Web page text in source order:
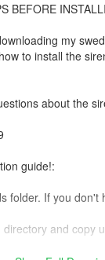
BEFORE
my
to install the
about the
guide!:
folder. If you don't
and copy